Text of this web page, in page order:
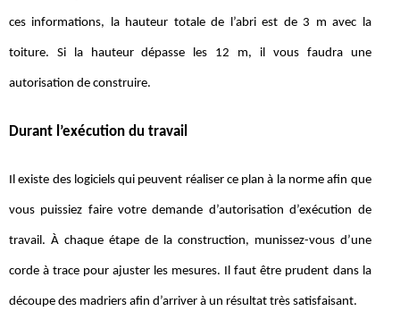
ces informations, la hauteur totale de l’abri est de 3 m avec la
toiture. Si la hauteur dépasse les 12 m, il vous faudra une
autorisation de construire.
Durant l’exécution du travail
Il existe des logiciels qui peuvent réaliser ce plan à la norme afin que
vous puissiez faire votre demande d’autorisation d’exécution de
travail. À chaque étape de la construction, munissez-vous d’une
corde à trace pour ajuster les mesures. Il faut être prudent dans la
découpe des madriers afin d’arriver à un résultat très satisfaisant.